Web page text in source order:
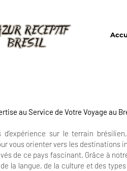
au Service de Votre Voyage au
d’expérience sur le terrain
vous orienter vers les destinations
de ce pays fascinant. Grâce à
la langue, de la culture et des